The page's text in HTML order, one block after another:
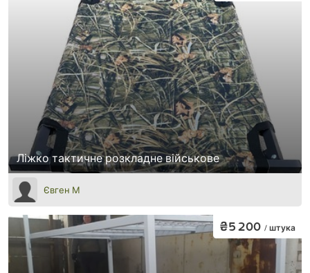
Ліжко тактичне розкладне військове
Євген М
₴5 200 / штука